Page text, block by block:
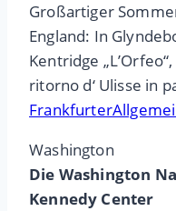
Großartiger
England: In
Kentridge
ritorno d‘ Ulisse in
Washington
Die Washington
Kennedy Center